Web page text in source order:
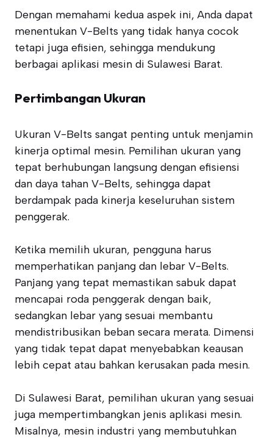
Dengan memahami kedua aspek ini, Anda dapat
menentukan V-Belts yang tidak hanya cocok
tetapi juga efisien, sehingga mendukung
berbagai aplikasi mesin di Sulawesi Barat.
Pertimbangan Ukuran
Ukuran V-Belts sangat penting untuk menjamin
kinerja optimal mesin. Pemilihan ukuran yang
tepat berhubungan langsung dengan efisiensi
dan daya tahan V-Belts, sehingga dapat
berdampak pada kinerja keseluruhan sistem
penggerak.
Ketika memilih ukuran, pengguna harus
memperhatikan panjang dan lebar V-Belts.
Panjang yang tepat memastikan sabuk dapat
mencapai roda penggerak dengan baik,
sedangkan lebar yang sesuai membantu
mendistribusikan beban secara merata. Dimensi
yang tidak tepat dapat menyebabkan keausan
lebih cepat atau bahkan kerusakan pada mesin.
Di Sulawesi Barat, pemilihan ukuran yang sesuai
juga mempertimbangkan jenis aplikasi mesin.
Misalnya, mesin industri yang membutuhkan